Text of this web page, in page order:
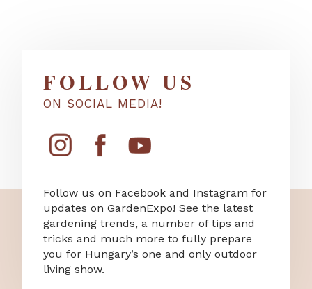
FOLLOW US
ON SOCIAL MEDIA!
Follow us on Facebook and Instagram for
updates on GardenExpo! See the latest
gardening trends, a number of tips and
tricks and much more to fully prepare
you for Hungary’s one and only outdoor
living show.